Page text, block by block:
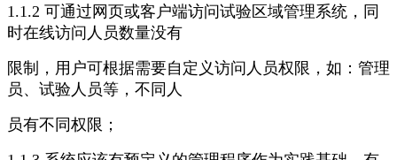
1.1.2 可通过网页或客户端访问试验区域管理系统，同
时在线访问人员数量没有
限制，用户可根据需要自定义访问人员权限，如：管理
员、试验人员等，不同人
员有不同权限；